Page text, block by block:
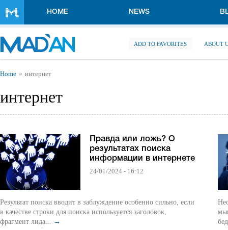
HOME NEWS
ADD TO FAVORITES ABOUT
You are here
Home интернет
интернет
Правда или ложь? О
результатах поиска
информации в интернете
24/01/2024 - 16:12
Результат поиска вводит в заблуждение особенно сильно, если
в качестве строки для поиска используется заголовок,
фрагмент лида... →